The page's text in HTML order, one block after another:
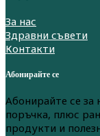
За нас
Здравни съвети
Контакти
Абонирайте се
Абонирайте се за
поръчка, плюс
продукти и